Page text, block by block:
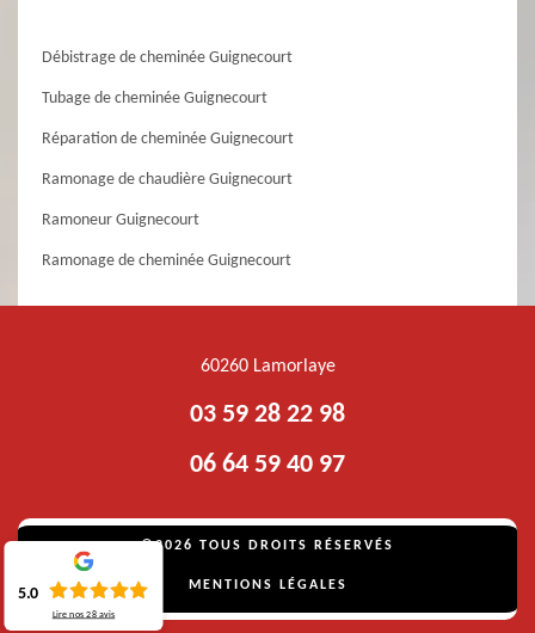
Débistrage de cheminée Guignecourt
Tubage de cheminée Guignecourt
Réparation de cheminée Guignecourt
Ramonage de chaudière Guignecourt
Ramoneur Guignecourt
Ramonage de cheminée Guignecourt
60260 Lamorlaye
03 59 28 22 98
06 64 59 40 97
©2026 TOUS DROITS RÉSERVÉS
MENTIONS LÉGALES
5.0
Lire nos28 avis